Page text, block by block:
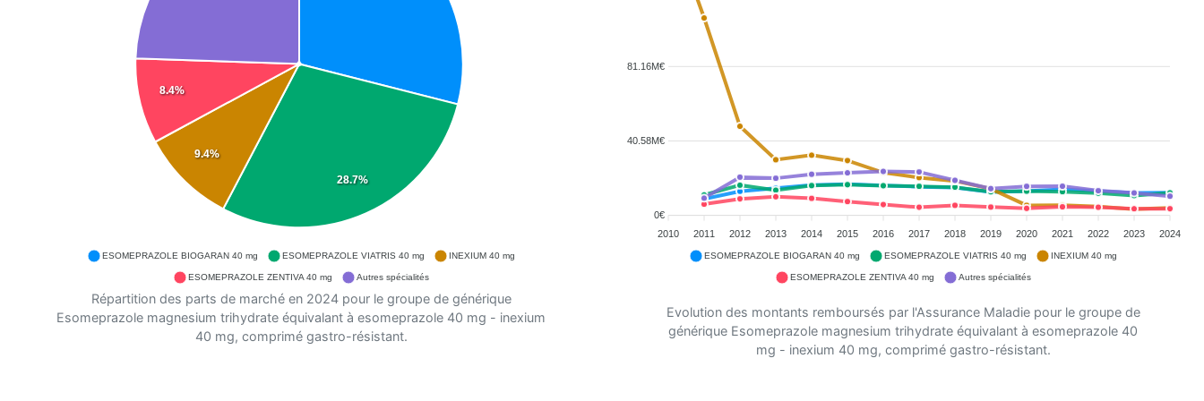
28.7%
9.4%
8.4%
ESOMEPRAZOLE BIOGARAN 40 mg ESOMEPRAZOLE VIATRIS 40 mg INEXIUM 40 mg
ESOMEPRAZOLE ZENTIVA 40 mg Autres spécialités
Répartition des parts de marché en 2024 pour le groupe de générique
Esomeprazole magnesium trihydrate équivalant à esomeprazole 40 mg - inexium
40 mg, comprimé gastro-résistant.
81.16M€
40.58M€
0€
2010
2011 2012 2013 2014 2015 2016 2017 2018 2019 2020 2021 2022 2023 2024
ESOMEPRAZOLE BIOGARAN 40 mg ESOMEPRAZOLE VIATRIS 40 mg INEXIUM 40 mg
ESOMEPRAZOLE ZENTIVA 40 mg Autres spécialités
Evolution des montants remboursés par l'Assurance Maladie pour le groupe de
générique Esomeprazole magnesium trihydrate équivalant à esomeprazole 40
mg - inexium 40 mg, comprimé gastro-résistant.